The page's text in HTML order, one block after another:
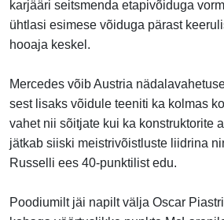
karjääri seitsmenda etapivõiduga
ühtlasi esimese võiduga pärast
hooaja keskel.
Mercedes võib Austria
sest lisaks võidule teeniti ka kolmas
vahet nii sõitjate kui ka konstruktorite
jätkab siiski meistrivõistluste liidrina
Russelli ees 40-punktilist edu.
Poodiumilt jäi napilt välja Oscar